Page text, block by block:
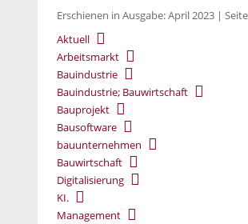
Erschienen in Ausgabe: April 2023 |
Aktuell
Arbeitsmarkt
Bauindustrie
Bauindustrie; Bauwirtschaft
Bauprojekt
Bausoftware
bauunternehmen
Bauwirtschaft
Digitalisierung
KI.
Management